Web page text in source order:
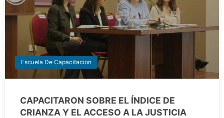
Escuela De Capacitacion
CAPACITARON SOBRE EL ÍNDICE DE
CRIANZA Y EL ACCESO A LA JUSTICIA